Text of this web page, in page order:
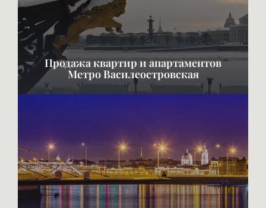
Продажа квартир и апартаментов
Метро Василеостровская